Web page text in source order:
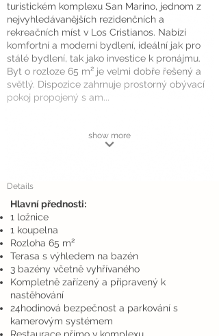
turistickém komplexu San Marino, jednom z
nejvyhledávanějších rezidenčních a
rekreačních míst v Los Cristianos. Nabízí
komfortní a moderní bydlení, ideální jak pro
stálé bydlení, tak jako investice k pronájmu.
Byt o rozloze 65 m² je velmi dobře řešený a
světlý. Dispozice zahrnuje prostorný obývací
pokoj propojený s am...
show more
Details
Hlavní přednosti:
1 ložnice
1 koupelna
Rozloha 65 m²
Terasa s výhledem na bazén
3 bazény včetně vyhřívaného
Kompletně zařízený a připravený k
nastěhování
24hodinová bezpečnost a parkování s
kamerovým systémem